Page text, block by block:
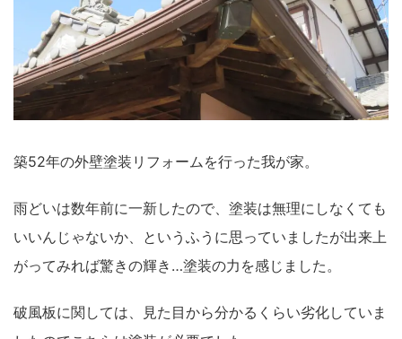
築52年の外壁塗装リフォームを行った我が家。
雨どいは数年前に一新したので、塗装は無理にしなくても
いいんじゃないか、というふうに思っていましたが出来上
がってみれば驚きの輝き…塗装の力を感じました。
破風板に関しては、見た目から分かるくらい劣化していま